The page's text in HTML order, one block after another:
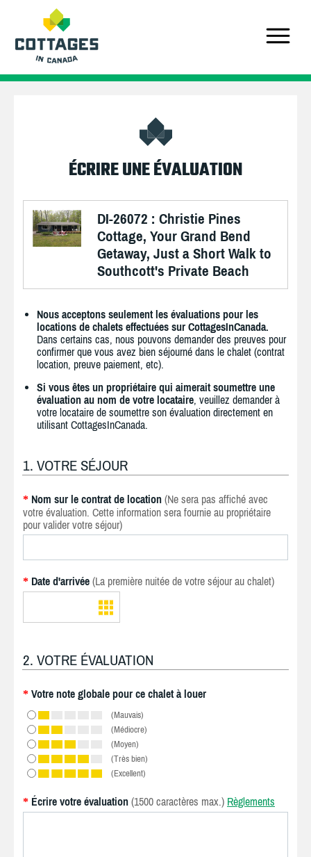
ÉCRIRE UNE ÉVALUATION
DI-26072 : Christie Pines
Cottage, Your Grand Bend
Getaway, Just a Short Walk to
Southcott's Private Beach
Nous acceptons seulement les évaluations pour les
locations de chalets effectuées sur CottagesInCanada.
Dans certains cas, nous pouvons demander des preuves pour
confirmer que vous avez bien séjourné dans le chalet (contrat
location, preuve paiement, etc).
Si vous êtes un propriétaire qui aimerait soumettre une
évaluation au nom de votre locataire, veuillez demander à
votre locataire de soumettre son évaluation directement en
utilisant CottagesInCanada.
1. VOTRE SÉJOUR
* Nom sur le contrat de location (Ne sera pas affiché avec
votre évaluation. Cette information sera fournie au propriétaire
pour valider votre séjour)
* Date d'arrivée (La première nuitée de votre séjour au chalet)
2. VOTRE ÉVALUATION
* Votre note globale pour ce chalet à louer
(Mauvais)
(Médiocre)
(Moyen)
(Très bien)
(Excellent)
* Écrire votre évaluation (1500 caractères max.) Règlements